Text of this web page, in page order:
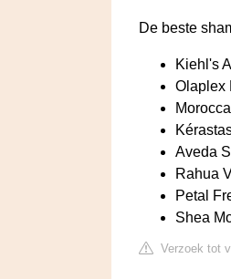
De beste
Kiehl's
Olaplex
Aveda
Rahua
Petal
Shea
Verzoek tot